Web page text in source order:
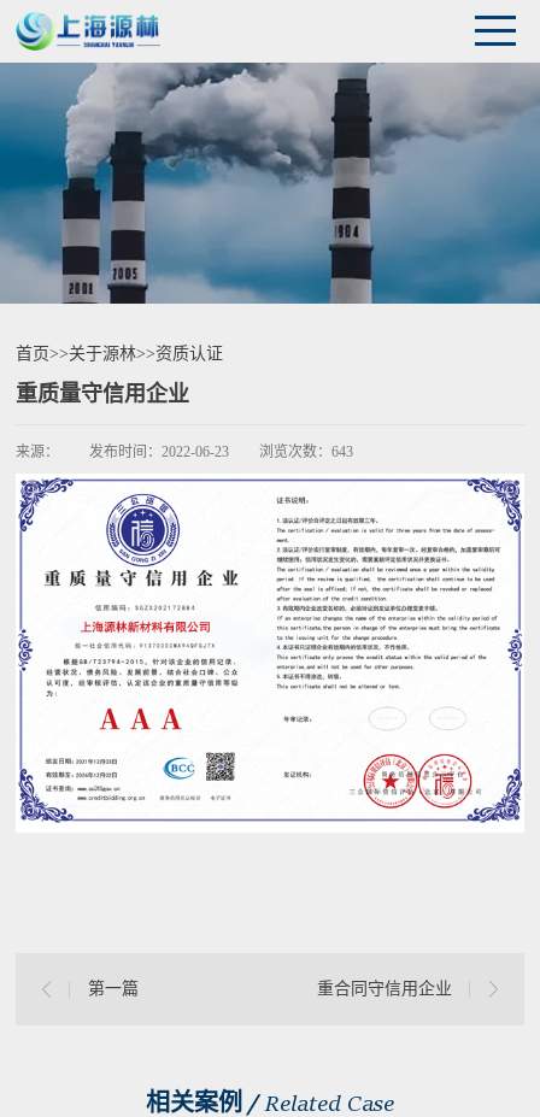
首页>>关于源林>>资质认证
重质量守信用企业
来源： 发布时间：2022-06-23 浏览次数：643
第一篇 重合同守信用企业
相关案例 / Related Case